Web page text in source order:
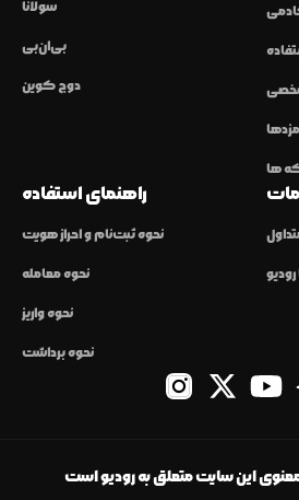
سولانا
بی‌ان‌بی
دوج کوین
ها
راهنمای استفاده
نحوه ثبت‌نام و احراز هویت
نحوه معامله
نحوه واریز
نحوه برداشت
این سایت متعلق به رودیو است